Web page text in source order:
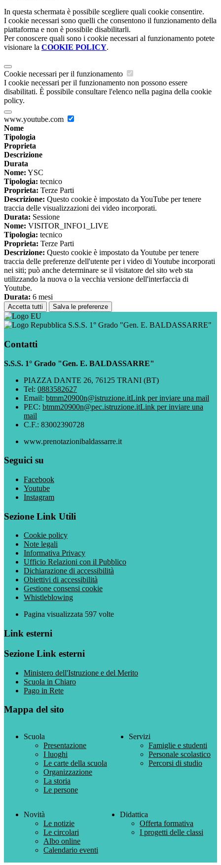
In questa schermata è possibile scegliere quali cookie consentire.
I cookie necessari sono quelli che consentono il funzionamento della
piattaforma e non è possibile disabilitarli.
Per conoscere quali sono i cookie necessari al funzionamento potete
visionare la COOKIE POLICY.
Cookie necessari per il funzionamento
I cookie necessari per il funzionamento non possono essere
disabilitati. È possibile consultare l'elenco nella pagina della cookie
policy.
www.youtube.com
Nome
Tipologia
Proprieta
Descrizione
Durata
Nome: YSC
Tipologia: tecnico
Proprieta: Terze Parti
Descrizione: Questo cookie è impostato da YouTube per tenere
traccia delle visualizzazioni dei video incorporati.
Durata: Sessione
Nome: VISITOR_INFO1_LIVE
Tipologia: tecnico
Proprieta: Terze Parti
Descrizione: Questo cookie è impostato da Youtube per tenere
traccia delle preferenze dell'utente per i video di Youtube incorporati
nei siti; può anche determinare se il visitatore del sito web sta
utilizzando la nuova o la vecchia versione dell'interfaccia di
Youtube.
Durata: 6 mesi
Accetta tutti Salva le preferenze
S.S.S. 1° Grado "Gen. E. BALDASSARRE"
Contatti
S.S.S. 1° Grado "Gen. E. BALDASSARRE"
PIAZZA DANTE 26, 76125 TRANI (BT)
Tel: 0883582627
Email: btmm20900n@istruzione.itLink per inviare una mail
PEC: btmm20900n@pec.istruzione.itLink per inviare una
mail
C.F.: 83002390728
www.prenotazionibaldassarre.it
Seguici su
Facebook
Youtube
Instagram
Sezione Link Utili
Cookie policy
Note legali
Informativa Privacy
Ufficio Relazioni con il Pubblico
Dichiarazione di accessibilità
Obiettivi di accessibilità
Gestione consensi cookie
Whistleblowing
Pagina visualizzata 597 volte
Link esterni
Sezione Link esterni
Ministero dell'Istruzione e del Merito
Scuola in Chiaro
Pago in Rete
Mappa del sito
Scuola
Presentazione
I luoghi
Le carte della scuola
Organizzazione
La storia
Le persone
Servizi
Famiglie e studenti
Personale scolastico
Percorsi di studio
Novità
Le notizie
Le circolari
Albo online
Calendario eventi
Didattica
Offerta formativa
I progetti delle classi